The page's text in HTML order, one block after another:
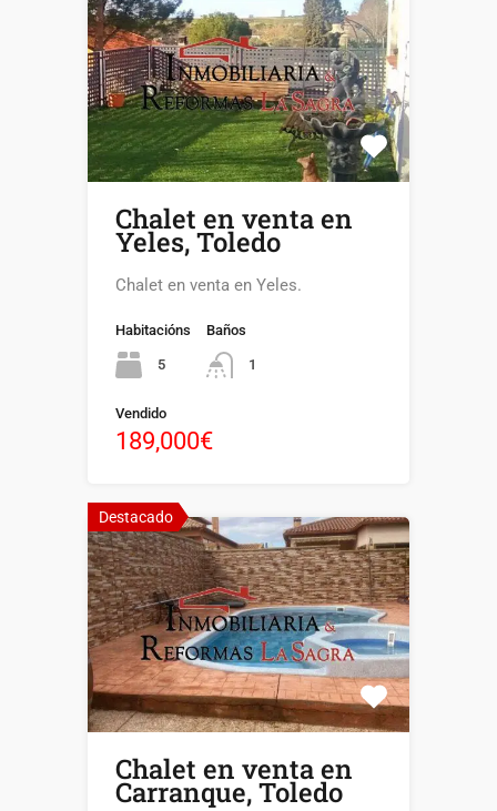
Chalet en venta en
Yeles, Toledo
Chalet en venta en Yeles.
Habitacións
5
Baños
1
Vendido
189,000€
Destacado
Chalet en venta en
Carranque, Toledo